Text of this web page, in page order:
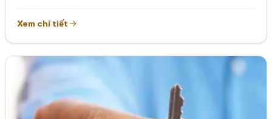
Xem chi tiết